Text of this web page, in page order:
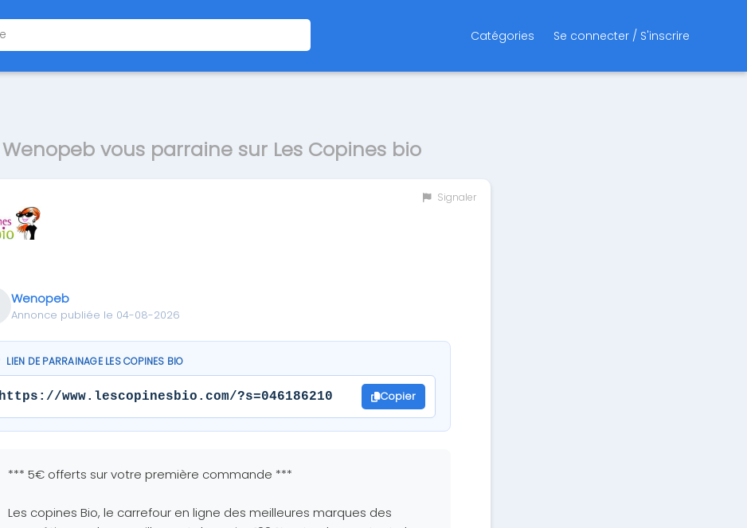
Catégories Se connecter / S'inscrire
Wenopeb vous parraine sur Les Copines bio
Signaler
Wenopeb
Annonce publiée le 04-08-2026
LIEN DE PARRAINAGE LES COPINES BIO
https://www.lescopinesbio.com/?s=046186210 Copier
*** 5€ offerts sur votre première commande ***
Les copines Bio, le carrefour en ligne des meilleures marques des